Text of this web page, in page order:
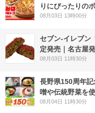
りにぴったりの
08月03日 13時00分
セブン-イレブン
定発売｜名古屋
08月03日 11時30分
長野県150周年
噌や伝統野菜を
08月04日 11時30分